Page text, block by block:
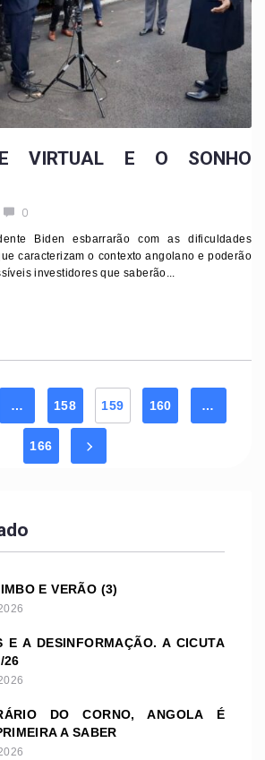
VIRTUAL E O SONHO
0
Biden esbarrarão com as dificuldades
caracterizam o contexto angolano e poderão
investidores que saberão...
… 158 159 160 …
166
E VERÃO (3)
E A DESINFORMAÇÃO. A CICUTA
26
DO CORNO, ANGOLA É
A SABER